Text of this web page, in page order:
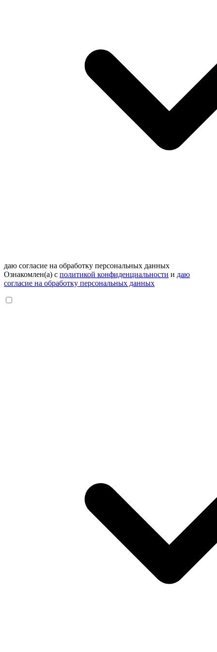
даю согласие на обработку персональных данных
Ознакомлен(а) с политикой конфиденциальности и даю
согласие на обработку персональных данных